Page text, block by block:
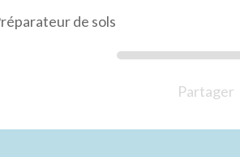
de sols
Partager